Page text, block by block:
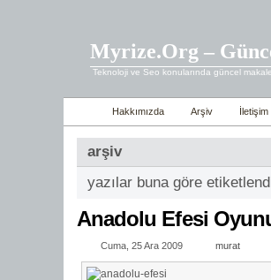
Myrize.Org –
Teknoloji ve Seo konularında güncel
Hakkımızda Arşiv İletişim
arşiv
yazılar buna göre
Anadolu Efesi
Cuma, 25 Ara 2009 murat